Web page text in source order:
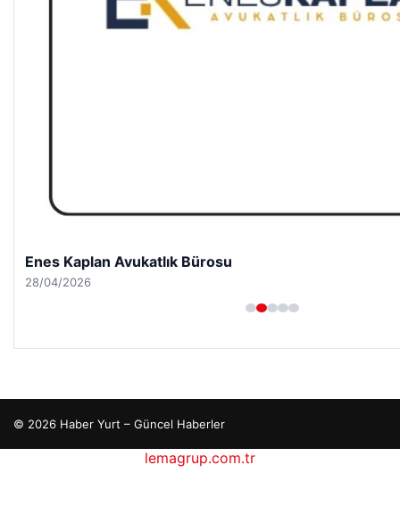
Enes Kaplan Avukatlık Bürosu
28/04/2026
© 2026 Haber Yurt – Güncel Haberler
lemagrup.com.tr